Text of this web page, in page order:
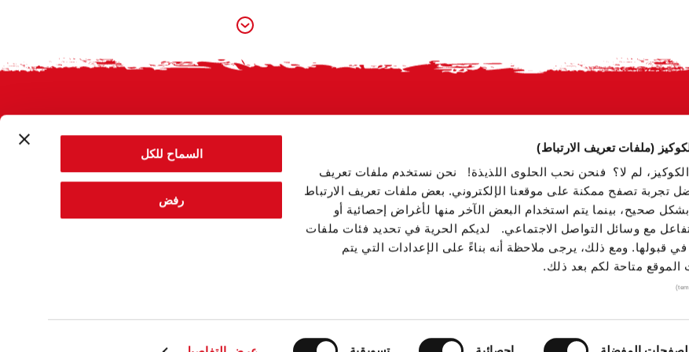
(ملفات تعريف الارتباط)
الكوكيز، لم لا؟ فنحن نحب الحلوى اللذيذة! نحن نستخدم ملفات تعريف
تجربة تصفح ممكنة على موقعنا الإلكتروني. بعض ملفات تعريف الارتباط
صحيح، بينما يتم استخدام البعض الآخر منها لأغراض إحصائية أو
مع وسائل التواصل الاجتماعي. لديكم الحرية في تحديد فئات ملفات
قبولها. ومع ذلك، يرجى ملاحظة أنه بناءً على الإعدادات التي يتم
الموقع متاحة لكم بعد ذلك.
السماح للكل
رفض
شائعة بيانات الشركة والإشعار القانوني